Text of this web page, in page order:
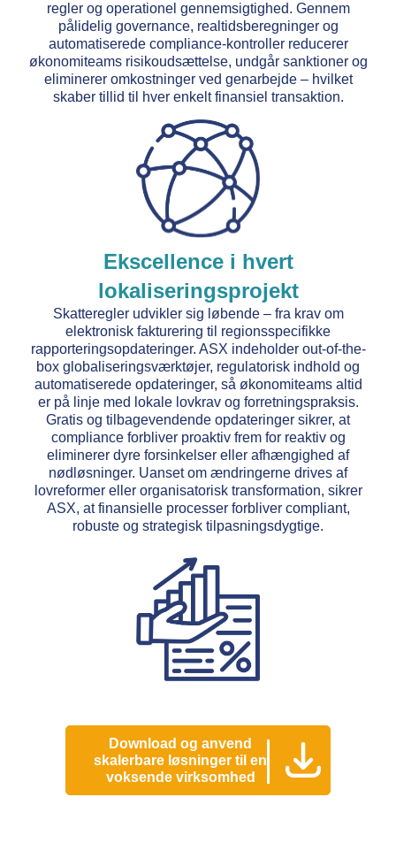
regler og operationel gennemsigtighed. Gennem
pålidelig governance, realtidsberegninger og
automatiserede compliance-kontroller reducerer
økonomiteams risikoudsættelse, undgår sanktioner og
eliminerer omkostninger ved genarbejde – hvilket
skaber tillid til hver enkelt finansiel transaktion.
Ekscellence i hvert
lokaliseringsprojekt
Skatteregler udvikler sig løbende – fra krav om
elektronisk fakturering til regionsspecifikke
rapporteringsopdateringer. ASX indeholder out-of-the-
box globaliseringsværktøjer, regulatorisk indhold og
automatiserede opdateringer, så økonomiteams altid
er på linje med lokale lovkrav og forretningspraksis.
Gratis og tilbagevendende opdateringer sikrer, at
compliance forbliver proaktiv frem for reaktiv og
eliminerer dyre forsinkelser eller afhængighed af
nødløsninger. Uanset om ændringerne drives af
lovreformer eller organisatorisk transformation, sikrer
ASX, at finansielle processer forbliver compliant,
robuste og strategisk tilpasningsdygtige.
Download og anvend
skalerbare løsninger til en
voksende virksomhed